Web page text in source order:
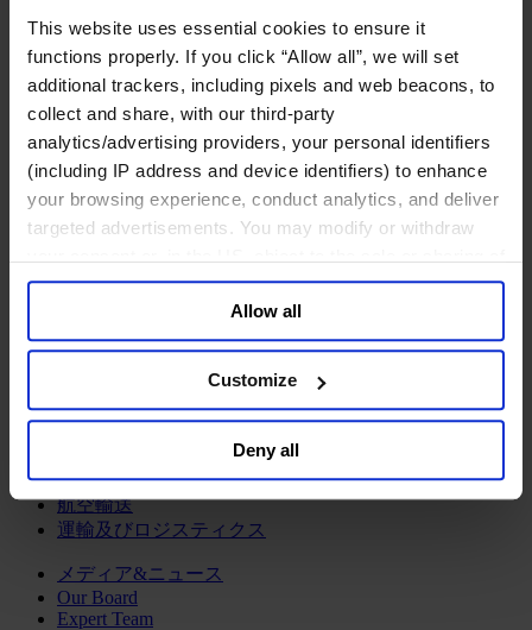
This website uses essential cookies to ensure it
functions properly. If you click “Allow all”, we will set
additional trackers, including pixels and web beacons, to
collect and share, with our third-party
analytics/advertising providers, your personal identifiers
(including IP address and device identifiers) to enhance
your browsing experience, conduct analytics, and deliver
targeted advertisements. You may modify or withdraw
your data for targeted advertising, by clicking “Do Not
Sell or Share My Personal Information” in the footer of
the website. You must opt-out of each device and each
browser. For additional information and retention terms
general collection and use of personal information see
Allow all
Customize
Deny all
金融サービス
アセットマネジメント
インフラ事業
ウェルスマネジメント
デジタル資産、暗号資産、Web3
プライベート・エクイティ
リスクマネジメント
保険
投資銀行及びマーケット
金融テクノロジー（フィンテック）
サービス
ビジネスサービス
プロフェッショナルサービス
ホスピタリティ、旅行・レジャー
不動産
航空輸送
運輸及びロジスティクス
メディア&ニュース
Our Board
Expert Team